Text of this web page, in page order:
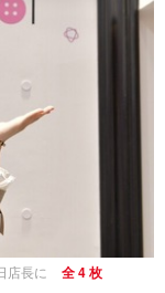
店長に 全 4 枚